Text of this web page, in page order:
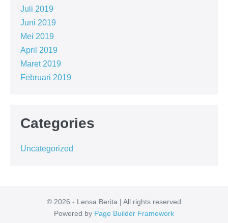
Juli 2019
Juni 2019
Mei 2019
April 2019
Maret 2019
Februari 2019
Categories
Uncategorized
© 2026 - Lensa Berita | All rights reserved
Powered by Page Builder Framework